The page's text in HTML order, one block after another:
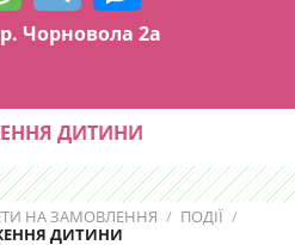
Чорновола 2а
ДИТИНИ
НА ЗАМОВЛЕННЯ / ПОДІЇ /
ДИТИНИ